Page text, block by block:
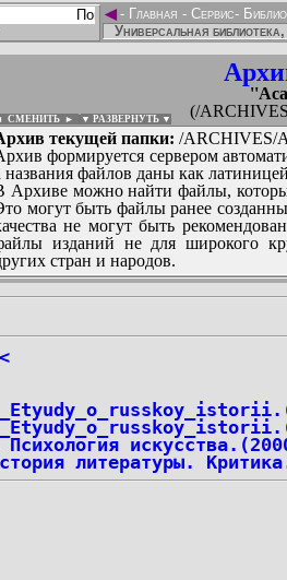
◄- Главная - Сервис-
Универсальная
(/
СМЕНИТЬ ► ▼ РАЗВЕРНУТЬ ▼
текущей папки: /ARCHIVES/
формируется сервером
названия файлов даны как
Архиве можно найти файлы,
могут быть файлы ранее
не могут быть
изданий не для широкого
стран и народов.
литературы.